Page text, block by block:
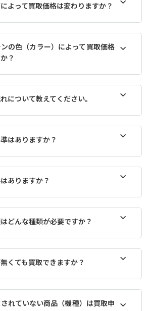
よって買取価格は変わりますか？
の色（カラー）によって買取価格
？
について教えてください。
はありますか？
ありますか？
どんな種類が必要ですか？
くても買取できますか？
れていない商品（機種）は買取申